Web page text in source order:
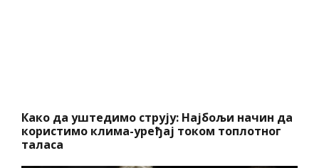
Како да уштедимо струју: Најбољи начин да
користимо клима-уређај током топлотног
таласа